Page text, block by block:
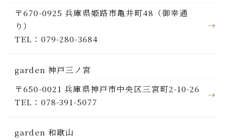
〒670-0925 兵庫県姫路市亀井町48（御幸通
り）
TEL：079-280-3684
garden 神戸三ノ宮
〒650-0021 兵庫県神戸市中央区三宮町2-10-26
TEL：078-391-5077
garden 和歌山